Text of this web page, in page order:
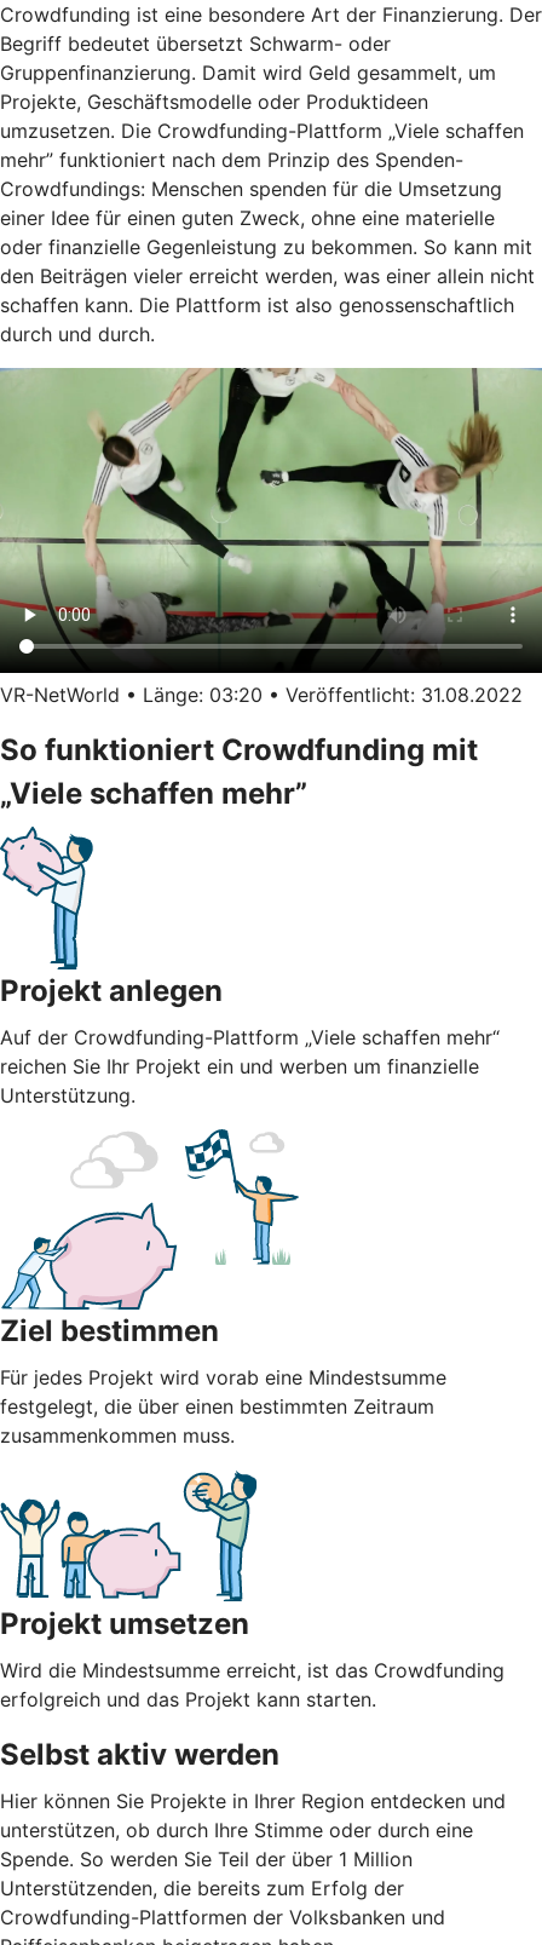
Crowdfunding ist eine besondere Art der Finanzierung. Der
Begriff bedeutet übersetzt Schwarm- oder
Gruppenfinanzierung. Damit wird Geld gesammelt, um
Projekte, Geschäftsmodelle oder Produktideen
umzusetzen. Die Crowdfunding-Plattform „Viele schaffen
mehr” funktioniert nach dem Prinzip des Spenden-
Crowdfundings: Menschen spenden für die Umsetzung
einer Idee für einen guten Zweck, ohne eine materielle
oder finanzielle Gegenleistung zu bekommen. So kann mit
den Beiträgen vieler erreicht werden, was einer allein nicht
schaffen kann. Die Plattform ist also genossenschaftlich
durch und durch.
VR-NetWorld • Länge: 03:20 • Veröffentlicht: 31.08.2022
So funktioniert Crowdfunding mit
„Viele schaffen mehr”
Projekt anlegen
Auf der Crowdfunding-Plattform „Viele schaffen mehr“
reichen Sie Ihr Projekt ein und werben um finanzielle
Unterstützung.
Ziel bestimmen
Für jedes Projekt wird vorab eine Mindestsumme
festgelegt, die über einen bestimmten Zeitraum
zusammenkommen muss.
Projekt umsetzen
Wird die Mindestsumme erreicht, ist das Crowdfunding
erfolgreich und das Projekt kann starten.
Selbst aktiv werden
Hier können Sie Projekte in Ihrer Region entdecken und
unterstützen, ob durch Ihre Stimme oder durch eine
Spende. So werden Sie Teil der über 1 Million
Unterstützenden, die bereits zum Erfolg der
Crowdfunding-Plattformen der Volksbanken und